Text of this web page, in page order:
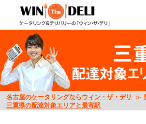
名古屋のケータリングならウィン・ザ・デリ ≫
三重県の配達対象エリアと最寄駅